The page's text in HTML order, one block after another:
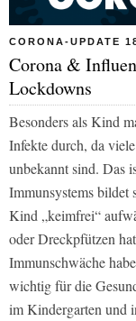
CORONA-UPDATE
Corona &
Lockdowns
Besonders als Kind
Infekte durch, da
unbekannt sind. Das
Immunsystems bildet
Kind „keimfrei“
oder Dreckpfützen
Immunschwäche
wichtig für die
im Kindergarten und